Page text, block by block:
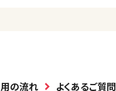
の流れ よくあるご質問